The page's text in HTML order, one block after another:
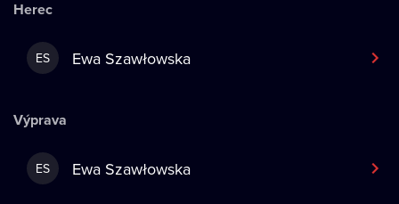
Herec
ES Ewa Szawłowska
Výprava
ES Ewa Szawłowska